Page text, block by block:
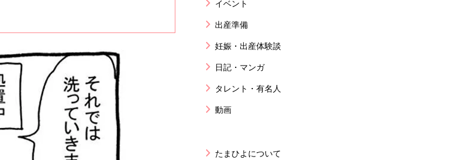
イベント
出産準備
妊娠・出産体験談
日記・マンガ
タレント・有名人
動画
たまひよについて